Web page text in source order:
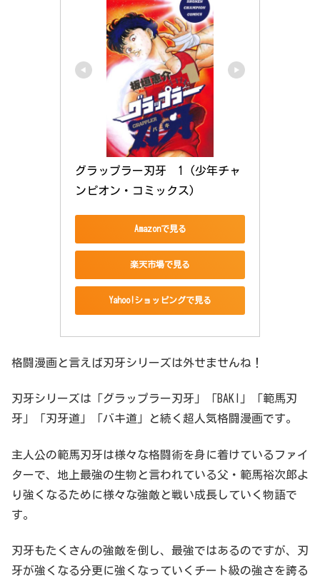
グラップラー刃牙　1 (少年チャ
ンピオン・コミックス)
Amazonで見る
楽天市場で見る
Yahoo!ショッピングで見る
格闘漫画と言えば刃牙シリーズは外せませんね！
刃牙シリーズは「グラップラー刃牙」「BAKI」「範馬刃
牙」「刃牙道」「バキ道」と続く超人気格闘漫画です。
主人公の範馬刃牙は様々な格闘術を身に着けているファイ
ターで、地上最強の生物と言われている父・範馬裕次郎よ
り強くなるために様々な強敵と戦い成長していく物語で
す。
刃牙もたくさんの強敵を倒し、最強ではあるのですが、刃
牙が強くなる分更に強くなっていくチート級の強さを誇る